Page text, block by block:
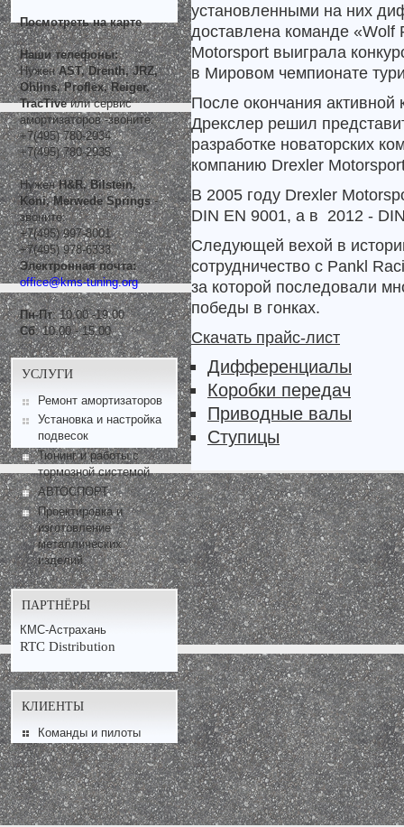
Посмотреть на карте
Наши телефоны:
НуженAST, Drenth, JRZ,
Ohlins, Proflex, Reiger,
TracTiveили сервис
амортизаторов -звоните:
+7(495) 780-2934
+7(495) 780-2935
НуженH&R, Bilstein,
Koni, Merwede Springs-
звоните:
+7(495) 997-8001
+7(495) 978-6333
Электронная почта:
office@kms-tuning.org
Пн-Пт: 10.00 -19.00
Сб: 10.00 - 15.00
УСЛУГИ
Ремонт амортизаторов
Установка и настройка
подвесок
Тюнинг и работы с
тормозной системой
АВТОСПОРТ
Проектировка и
изготовление
металлических
изделий
ПАРТНЁРЫ
КМС-Астрахань
RTC Distribution
КЛИЕНТЫ
Команды и пилоты
установленными на них
доставлена команде «Wolf
Motorsport выиграла
в Мировом чемпионате
После окончания активной
Дрекслер решил
разработке новаторских
компанию Drexler
В 2005 году Drexler
DIN EN 9001, а в 2012 -
Следующей вехой в
сотрудничество с Pankl
за которой последовали
победы в гонках.
Скачать прайс-лист
Дифференциалы
Коробки передач
Приводные валы
Ступицы